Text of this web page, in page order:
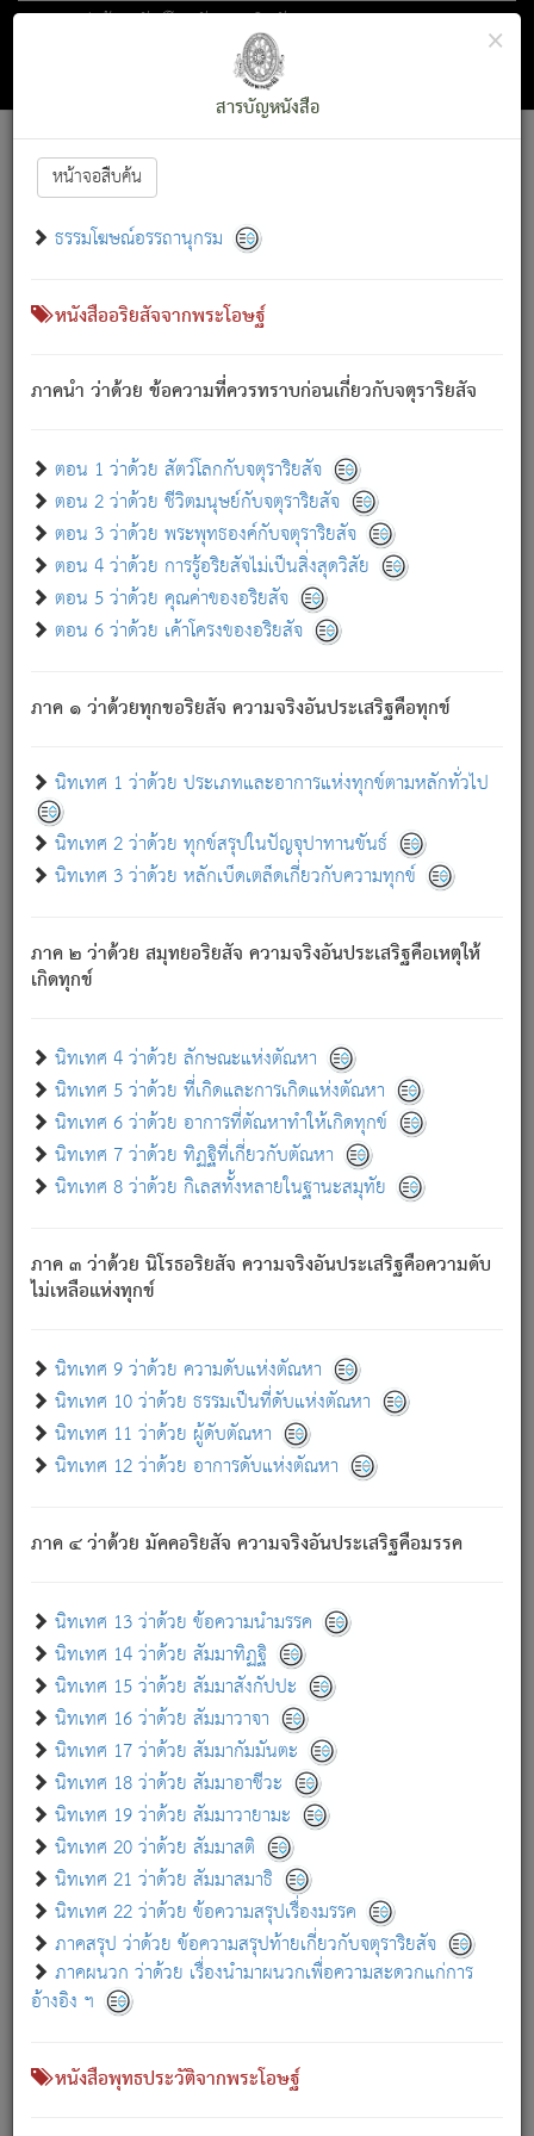
ตอน 1 ว่าด้วย สัตว์โลกกับจตุราริยสัจ
สารบัญ×
สารบัญหนังสือ
หน้าจอสืบค้น
ธรรมโฆษณ์อรรถานุกรม
หนังสืออริยสัจจากพระโอษฐ์
ภาคนำ ว่าด้วย ข้อความที่ควรทราบก่อนเกี่ยวกับจตุราริยสัจ
ตอน 1 ว่าด้วย สัตว์โลกกับจตุราริยสัจ
ตอน 2 ว่าด้วย ชีวิตมนุษย์กับจตุราริยสัจ
ตอน 3 ว่าด้วย พระพุทธองค์กับจตุราริยสัจ
ตอน 4 ว่าด้วย การรู้อริยสัจไม่เป็นสิ่งสุดวิสัย
ตอน 5 ว่าด้วย คุณค่าของอริยสัจ
ตอน 6 ว่าด้วย เค้าโครงของอริยสัจ
ภาค ๑ ว่าด้วยทุกขอริยสัจ ความจริงอันประเสริฐคือทุกข์
นิทเทศ 1 ว่าด้วย ประเภทและอาการแห่งทุกข์ตามหลักทั่วไป
นิทเทศ 2 ว่าด้วย ทุกข์สรุปในปัญจุปาทานขันธ์
นิทเทศ 3 ว่าด้วย หลักเบ็ดเตล็ดเกี่ยวกับความทุกข์
ภาค ๒ ว่าด้วย สมุทยอริยสัจ ความจริงอันประเสริฐคือเหตุให้
เกิดทุกข์
นิทเทศ 4 ว่าด้วย ลักษณะแห่งตัณหา
นิทเทศ 5 ว่าด้วย ที่เกิดและการเกิดแห่งตัณหา
นิทเทศ 6 ว่าด้วย อาการที่ตัณหาทำให้เกิดทุกข์
นิทเทศ 7 ว่าด้วย ทิฏฐิที่เกี่ยวกับตัณหา
นิทเทศ 8 ว่าด้วย กิเลสทั้งหลายในฐานะสมุทัย
ภาค ๓ ว่าด้วย นิโรธอริยสัจ ความจริงอันประเสริฐคือความดับ
ไม่เหลือแห่งทุกข์
นิทเทศ 9 ว่าด้วย ความดับแห่งตัณหา
นิทเทศ 10 ว่าด้วย ธรรมเป็นที่ดับแห่งตัณหา
นิทเทศ 11 ว่าด้วย ผู้ดับตัณหา
นิทเทศ 12 ว่าด้วย อาการดับแห่งตัณหา
ภาค ๔ ว่าด้วย มัคคอริยสัจ ความจริงอันประเสริฐคือมรรค
นิทเทศ 13 ว่าด้วย ข้อความนำมรรค
นิทเทศ 14 ว่าด้วย สัมมาทิฏฐิ
นิทเทศ 15 ว่าด้วย สัมมาสังกัปปะ
นิทเทศ 16 ว่าด้วย สัมมาวาจา
นิทเทศ 17 ว่าด้วย สัมมากัมมันตะ
นิทเทศ 18 ว่าด้วย สัมมาอาชีวะ
นิทเทศ 19 ว่าด้วย สัมมาวายามะ
นิทเทศ 20 ว่าด้วย สัมมาสติ
นิทเทศ 21 ว่าด้วย สัมมาสมาธิ
นิทเทศ 22 ว่าด้วย ข้อความสรุปเรื่องมรรค
ภาคสรุป ว่าด้วย ข้อความสรุปท้ายเกี่ยวกับจตุราริยสัจ
ภาคผนวก ว่าด้วย เรื่องนำมาผนวกเพื่อความสะดวกแก่การ
อ้างอิง ฯ
หนังสือพุทธประวัติจากพระโอษฐ์
Font :15 ]||
สัตว์โลกนี้ เกิดความเดือดร้อนแล้ว มีผัสสะบังหน้า
เขาสำคัญสิ่งใด โดยความเป็นประการใด แต่สิ่งนั้นย่อมเป็น
(ตามที่เป็นจริง) โดยประการอื่นจากที่เขาสำคัญนั้น
สัตว์โลกติดข้องอยู่ในภพ ถูกภพบังหน้าแล้ว มีภพโดยความ
เป็นอย่างอื่น (จากที่มันเป็นอยู่จริง) จึงได้เพลิดเพลินยิ่งนักในภพ
เขาเพลิดเพลินยิ่งนักในสิ่งใด สิ่งนั้นเป็นภัย (ที่เขาไม่รู้จัก)
เขากลัวต่อสิ่งใดสิ่งนั้นเป็นทุกข์
พรหมจรรย์นี้ อันบุคคลย่อมประพฤติ ก็เพื่อการละขาดซึ่ง
ภพ.
สมณะหรือพราหมณ์เหล่าใด กล่าวความหลุดพ้นจากภพว่า
มีได้เพราะภพ เรากล่าวว่า สมณะหรือพราหมณ์ทั้งปวงนั้น
มิใช่ผู้หลดพ้นจากภพ.
ภพ ว่ามีได้เพราะวิภพ[2]: เรากล่าวว่า สมณะหรือพราหมณ์ทั้ง
ปวงนั้น ก็ยังสลัดภพออกไปไม่ได้.
ก็ทุกข์นี้มีขึ้น เพราะอาศัยซึ่งอุปธิทั้งปวง.
เพราะความสิ้นไปแห่งอุปาทานทั้งปวง ความเกิดขึ้นแห่ง
ทุกข์จึงไม่มี.
ท่านจงดูโลกนี้เถิด (จะเห็นว่า) สัตว์ทั้งหลายอันอวิชาหนา
แน่นบังหนาแล้ว; และว่า สัตว์ผู้ยินดีในภพอันเป็นแล้วนั้น ย่อม
อันเป็นไปในที่หรือเวลาทั้งปวง[3]เพื่อความมีแห่งประโยชน์โดย
ประการทั้งปวง; ภพทั้งหลายทั้งหมดนั้น ไม่เที่ยง เป็นทุกข์ มี
ความแปรปรวนเป็นธรรมดา.
อย่างนี้อยู่; เขาย่อมละภวตัณหาได้ และไม่เพลิดเพลินวิภวตัณหา
ด้วย.
ความดับเพราะความสำรอกไม่เหลือ (แห่งภพทั้งหลาย)
เพราะความสิ้นไปแห่งตัณหาโดยประการทั้งปวง นั้นคือ
นิพพาน.
ภพใหม่ย่อมไม่มีแก่ภิกษุนั้น ผู้ดับเย็นสนิทแล้ว เพราะไม่มี
ภิกษุนั้น เป็นผู้ครอบงำมารได้แล้ว ชนะสงครามแล้ว ก้าวล่วง
ภพทั้งหลายทั้งปวงได้แล้ว เป็นผู้คงที่ (คือไม่เปลี่ยนแปลงอีกต่อ
- อุ.ขุ. ๒๕/๑๒๑/๘๔.
(ข้อความนี้ เป็นพระพุทธอุทานที่ทรงเปล่งออก ที่โคนต้นโพธิ์
เป็นที่ตรัสรู้ เมื่อตรัสรู้แล้วได้ 7 วัน)
เกี่ยวกับธรรมโฆษณ์ออนไลน์ (Disclaimer)
แม้ระบบ "ธรรมโฆษณ์ออนไลน์" พยายามปรับปรุงข้อมูลให้ถูกต้องมากที่สุด
ผู้ศึกษาก็พึงตรวจสอบกับตัวเล่มหนังสือต้นฉบับ ที่มีการพิมพ์ครั้งล่าสุด
ก่อนนำข้อมูลไปใช้ในการอ้างอิง"
เกี่ยวกับอัตถจารี|เกี่ยวกับการพัฒนา|แจ้งข้อผิดพลาด / แนะนำ
หนังสือที่เกี่ยวข้อง